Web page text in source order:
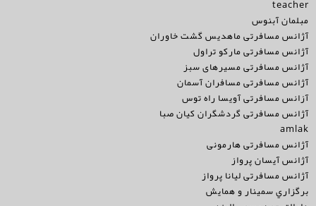
teacher
مبلمان آبنوس
آژانس مسافرتی ماهدیس گشت خاوران
آژانس مسافرتی مارکو تراول
آژانس مسافرتی مسیرهای سبز
آژانس مسافرتی مسافران آسمان
آزانس مسافرتی آویسا راه توس
آژانس مسافرتی گردشگران کیان صبا
amlak
آژانس مسافرتی هارمونی
آژانس آیسان پرواز
آژانس مسافرتی لیانا پرواز
برگزاري سمينار و همايش